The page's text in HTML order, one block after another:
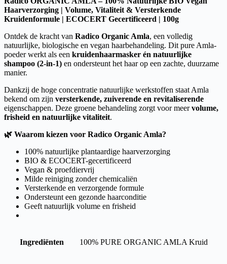
Haarverzorging | Volume, Vitaliteit & Versterkende
Kruidenformule | ECOCERT Gecertificeerd | 100g
Ontdek de kracht van Radico Organic Amla, een volledig
natuurlijke, biologische en vegan haarbehandeling. Dit pure Amla-
poeder werkt als een kruidenhaarmasker én natuurlijke
shampoo (2-in-1) en ondersteunt het haar op een zachte, duurzame
manier.
Dankzij de hoge concentratie natuurlijke werkstoffen staat Amla
bekend om zijn versterkende, zuiverende en revitaliserende
eigenschappen. Deze groene behandeling zorgt voor meervolume,
frisheid en natuurlijke vitaliteit.
🌿 Waarom kiezen voor Radico Organic Amla?
100% natuurlijke plantaardige haarverzorging
BIO & ECOCERT-gecertificeerd
Vegan & proefdiervrij
Milde reiniging zonder chemicaliën
Versterkende en verzorgende formule
Ondersteunt een gezonde haarconditie
Geeft natuurlijk volume en frisheid
Ingrediënten 100% PURE ORGANIC AMLA Kruid